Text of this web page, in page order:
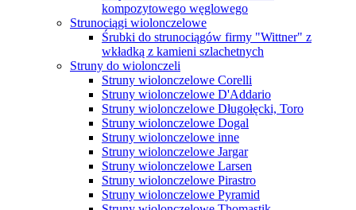
kompozytowego węglowego
Strunociągi wiolonczelowe
Śrubki do strunociągów firmy "Wittner" z
wkładką z kamieni szlachetnych
Struny do wiolonczeli
Struny wiolonczelowe Corelli
Struny wiolonczelowe D'Addario
Struny wiolonczelowe Długołęcki, Toro
Struny wiolonczelowe Dogal
Struny wiolonczelowe inne
Struny wiolonczelowe Jargar
Struny wiolonczelowe Larsen
Struny wiolonczelowe Pirastro
Struny wiolonczelowe Pyramid